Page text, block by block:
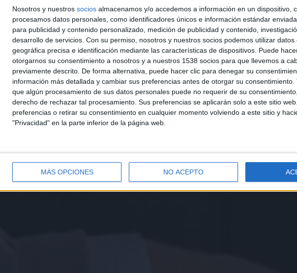
Nosotros y nuestros socios almacenamos y/o accedemos a información en un dispositivo,
procesamos datos personales, como identificadores únicos e información estándar
para publicidad y contenido personalizado, medición de publicidad y contenido,
desarrollo de servicios. Con su permiso, nosotros y nuestros socios podemos utilizar datos
geográfica precisa e identificación mediante las características de dispositivos. Puede
otorgarnos su consentimiento a nosotros y a nuestros 1538 socios para que llevemos a
previamente descrito. De forma alternativa, puede hacer clic para denegar su
información más detallada y cambiar sus preferencias antes de otorgar su consentimiento.
que algún procesamiento de sus datos personales puede no requerir de su
derecho de rechazar tal procesamiento. Sus preferencias se aplicarán solo a este sitio
preferencias o retirar su consentimiento en cualquier momento volviendo a este sitio y
"Privacidad" en la parte inferior de la página web.
MÁS OPCIONES NO ACEPTO